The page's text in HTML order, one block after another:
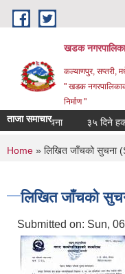
Skip to main content
खडक नगरपालिका,
कल्याणपुर, सप्तरी,
" खडक
निर्माण "
ताजा समाचार
सूचना ३५ दिने
You are here
Home » लिखित जाँचको सुचना
लिखित जाँचको
Submitted on: Sun,